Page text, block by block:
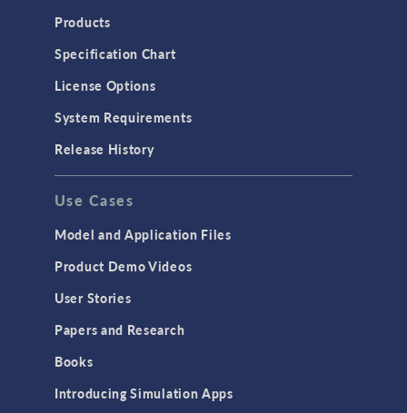
Products
Specification Chart
License Options
System Requirements
Release History
Use Cases
Model and Application Files
Product Demo Videos
User Stories
Papers and Research
Books
Introducing Simulation Apps